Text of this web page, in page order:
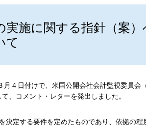
実施に関する指針（案）
て
４日付けで、米国公開会社会計監視委員会
、コメント・レターを発出しました。
定する要件を定めたものであり、依拠の程